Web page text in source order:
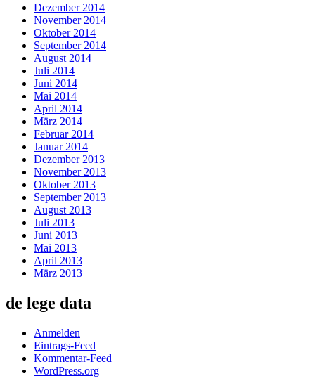
Dezember 2014
November 2014
Oktober 2014
September 2014
August 2014
Juli 2014
Juni 2014
Mai 2014
April 2014
März 2014
Februar 2014
Januar 2014
Dezember 2013
November 2013
Oktober 2013
September 2013
August 2013
Juli 2013
Juni 2013
Mai 2013
April 2013
März 2013
de lege data
Anmelden
Eintrags-Feed
Kommentar-Feed
WordPress.org